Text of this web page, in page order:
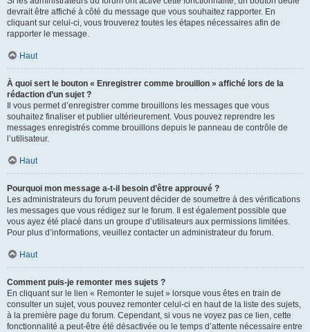
devrait être affiché à côté du message que vous souhaitez rapporter. En
cliquant sur celui-ci, vous trouverez toutes les étapes nécessaires afin de
rapporter le message.
Haut
À quoi sert le bouton « Enregistrer comme brouillon » affiché lors de la
rédaction d’un sujet ?
Il vous permet d’enregistrer comme brouillons les messages que vous
souhaitez finaliser et publier ultérieurement. Vous pouvez reprendre les
messages enregistrés comme brouillons depuis le panneau de contrôle de
l’utilisateur.
Haut
Pourquoi mon message a-t-il besoin d’être approuvé ?
Les administrateurs du forum peuvent décider de soumettre à des vérifications
les messages que vous rédigez sur le forum. Il est également possible que
vous ayez été placé dans un groupe d’utilisateurs aux permissions limitées.
Pour plus d’informations, veuillez contacter un administrateur du forum.
Haut
Comment puis-je remonter mes sujets ?
En cliquant sur le lien « Remonter le sujet » lorsque vous êtes en train de
consulter un sujet, vous pouvez remonter celui-ci en haut de la liste des sujets,
à la première page du forum. Cependant, si vous ne voyez pas ce lien, cette
fonctionnalité a peut-être été désactivée ou le temps d’attente nécessaire entre